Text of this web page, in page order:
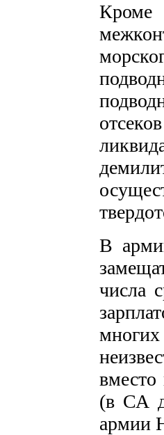
Кроме
В
числа
вместо
(в СА
армии